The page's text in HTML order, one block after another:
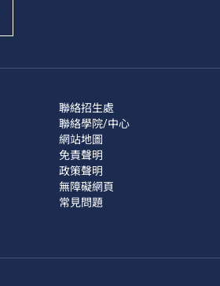
聯絡招生處
聯絡學院/中心
網站地圖
免責聲明
政策聲明
無障礙網頁
常見問題